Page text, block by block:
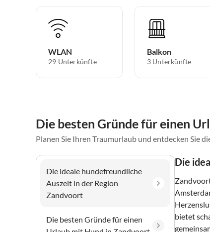
WLAN
29 Unterkünfte
Balkon
3 Unterkünfte
Die besten Gründe für einen
Planen Sie Ihren Traumurlaub und entdecken Sie
Die ideale hundefreundliche
Auszeit in der Region
Zandvoort
Die besten Gründe für einen
Die
bietet